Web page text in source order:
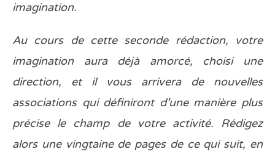
imagination.
Au cours de cette seconde rédaction, votre
imagination aura déjà amorcé, choisi une
direction, et il vous arrivera de nouvelles
associations qui définiront d’une manière plus
précise le champ de votre activité. Rédigez
alors une vingtaine de pages de ce qui suit, en